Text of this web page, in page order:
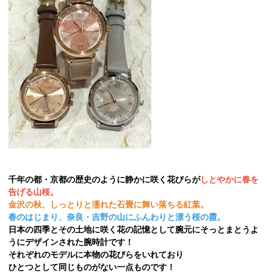
千年の都・京都の歴史のように静かに咲く花びらがしとやかに春を
告げる山桜。
金沢の秋、しっとりと濡れた石畳に舞い落ちる紅葉。
春のはじまり、奈良・吉野の山にふんわりと漂う桜の霞。
日本の四季とその土地に咲く花の記憶として腕元にそっとまとうよ
うにデザインされた腕時計です！
それぞれのモデルに本物の花びらをいれており
ひとつとして同じものがない一点ものです！